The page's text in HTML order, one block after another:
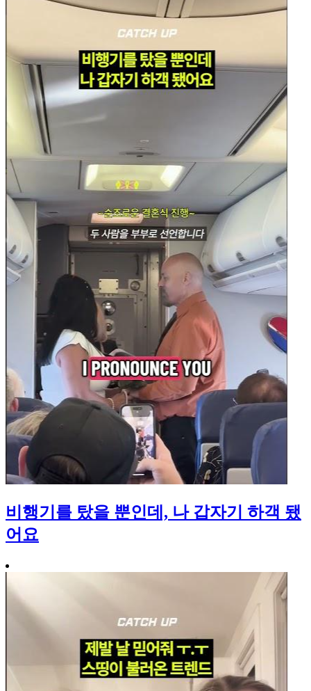
비행기를 탔을 뿐인데, 나 갑자기 하객 됐
어요